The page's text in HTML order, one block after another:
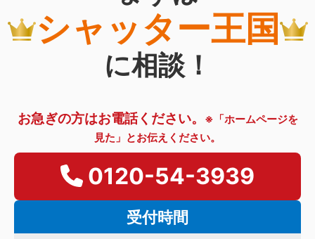
シャッター王国
に相談！
お急ぎの方はお電話ください。
※「ホームページを
見た」とお伝えください。
0120-54-3939
受付時間